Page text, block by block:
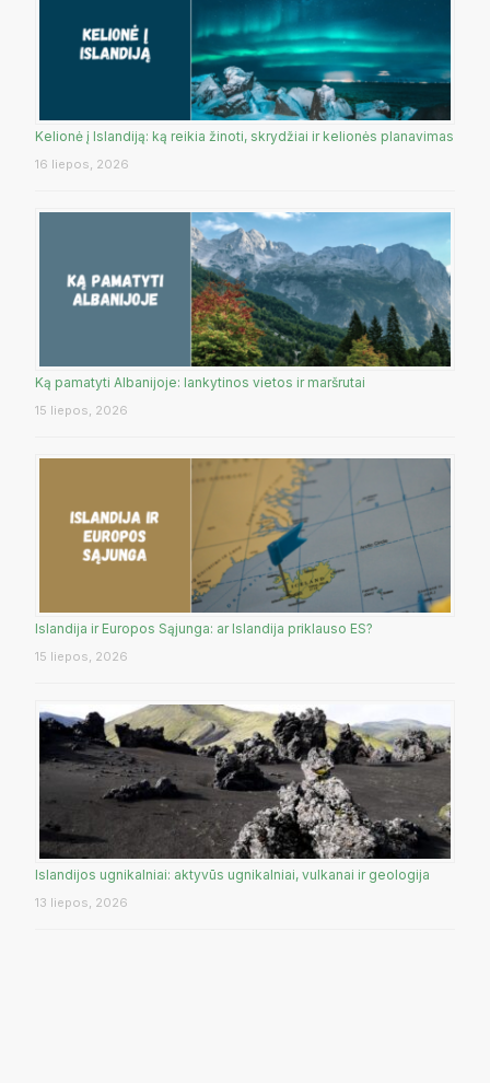
Kelionė į Islandiją: ką reikia žinoti, skrydžiai ir kelionės planavimas
16 liepos, 2026
Ką pamatyti Albanijoje: lankytinos vietos ir maršrutai
15 liepos, 2026
Islandija ir Europos Sąjunga: ar Islandija priklauso ES?
15 liepos, 2026
Islandijos ugnikalniai: aktyvūs ugnikalniai, vulkanai ir geologija
13 liepos, 2026